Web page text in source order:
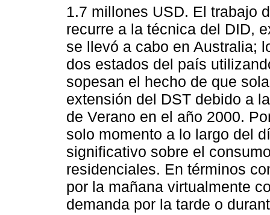
1.7 millones USD. El trabajo
recurre a la técnica del DID,
se llevó a cabo en Australia;
dos estados del país
sopesan el hecho de que
extensión del DST debido a
de Verano en el año 2000.
solo momento a lo largo del
significativo sobre el
residenciales. En términos
por la mañana virtualmente
demanda por la tarde o